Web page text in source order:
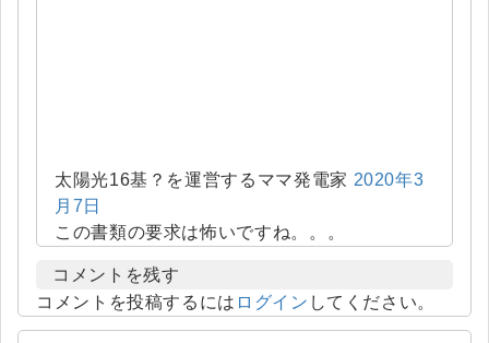
太陽光16基？を運営するママ発電家 2020年3
月7日
この書類の要求は怖いですね。。。
コメントを残す
コメントを投稿するには ログイン してください。